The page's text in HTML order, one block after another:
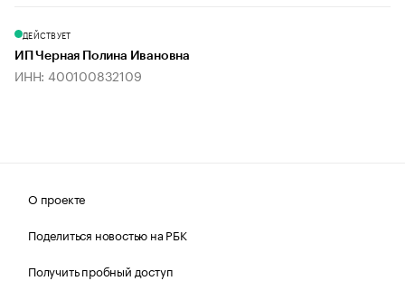
ДЕЙСТВУЕТ
ИП Черная Полина Ивановна
ИНН: 400100832109
О проекте
Поделиться новостью на РБК
Получить пробный доступ